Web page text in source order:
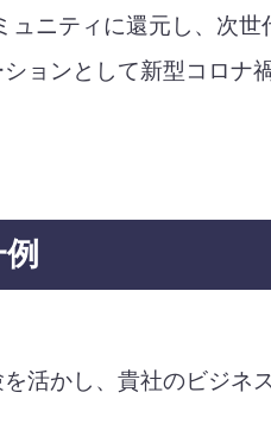
ニティに還元し、次世
ョンとして新型コロナ
活かし、貴社のビジネ